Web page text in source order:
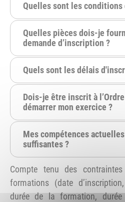
Quelles sont les conditions
Quelles pièces dois-je
demande d’inscription ?
Quels sont les délais
Dois-je être inscrit à
démarrer mon exercice ?
Mes compétences
suffisantes ?
Compte tenu des
formations (date
durée de la formation,